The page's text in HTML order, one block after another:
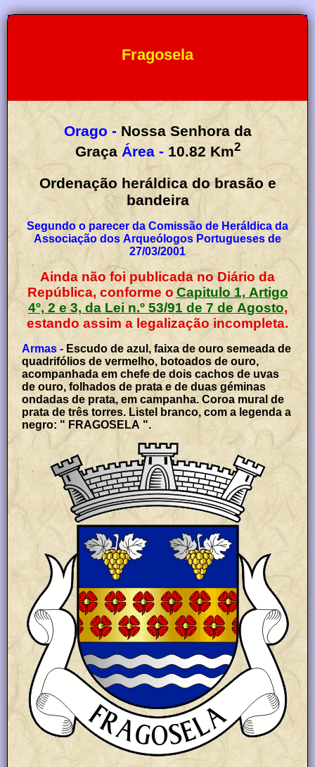
Fragosela
Orago - Nossa Senhora da
Graça Área - 10.82 Km2
Ordenação heráldica do brasão e
bandeira
Segundo o parecer da Comissão de Heráldica da
Associação dos Arqueólogos Portugueses de
27/03/2001
Ainda não foi publicada no Diário da
República, conforme o Capitulo 1, Artigo
4º, 2 e 3, da Lei n.º 53/91 de 7 de Agosto,
estando assim a legalização incompleta.
Armas - Escudo de azul, faixa de ouro semeada de
quadrifólios de vermelho, botoados de ouro,
acompanhada em chefe de dois cachos de uvas
de ouro, folhados de prata e de duas géminas
ondadas de prata, em campanha. Coroa mural de
prata de três torres. Listel branco, com a legenda a
negro: " FRAGOSELA ".